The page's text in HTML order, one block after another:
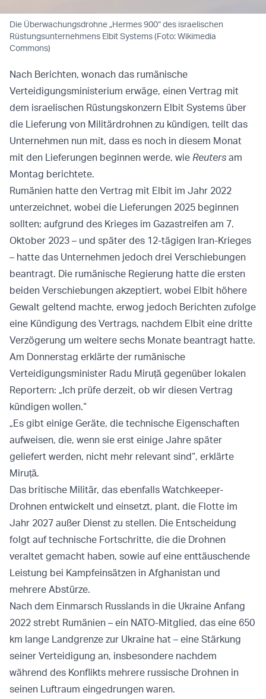
Die Überwachungsdrohne „Hermes 900“ des israelischen
Rüstungsunternehmens Elbit Systems (Foto: Wikimedia
Commons)
Nach Berichten, wonach das rumänische
Verteidigungsministerium erwäge, einen Vertrag mit
dem israelischen Rüstungskonzern Elbit Systems über
die Lieferung von Militärdrohnen zu kündigen, teilt das
Unternehmen nun mit, dass es noch in diesem Monat
mit den Lieferungen beginnen werde, wie Reuters am
Montag berichtete.
Rumänien hatte den Vertrag mit Elbit im Jahr 2022
unterzeichnet, wobei die Lieferungen 2025 beginnen
sollten; aufgrund des Krieges im Gazastreifen am 7.
Oktober 2023 – und später des 12-tägigen Iran-Krieges
– hatte das Unternehmen jedoch drei Verschiebungen
beantragt. Die rumänische Regierung hatte die ersten
beiden Verschiebungen akzeptiert, wobei Elbit höhere
Gewalt geltend machte, erwog jedoch Berichten zufolge
eine Kündigung des Vertrags, nachdem Elbit eine dritte
Verzögerung um weitere sechs Monate beantragt hatte.
Am Donnerstag erklärte der rumänische
Verteidigungsminister Radu Miruță gegenüber lokalen
Reportern: „Ich prüfe derzeit, ob wir diesen Vertrag
kündigen wollen.“
„Es gibt einige Geräte, die technische Eigenschaften
aufweisen, die, wenn sie erst einige Jahre später
geliefert werden, nicht mehr relevant sind“, erklärte
Miruță.
Das britische Militär, das ebenfalls Watchkeeper-
Drohnen entwickelt und einsetzt, plant, die Flotte im
Jahr 2027 außer Dienst zu stellen. Die Entscheidung
folgt auf technische Fortschritte, die die Drohnen
veraltet gemacht haben, sowie auf eine enttäuschende
Leistung bei Kampfeinsätzen in Afghanistan und
mehrere Abstürze.
Nach dem Einmarsch Russlands in die Ukraine Anfang
2022 strebt Rumänien – ein NATO-Mitglied, das eine 650
km lange Landgrenze zur Ukraine hat – eine Stärkung
seiner Verteidigung an, insbesondere nachdem
während des Konflikts mehrere russische Drohnen in
seinen Luftraum eingedrungen waren.